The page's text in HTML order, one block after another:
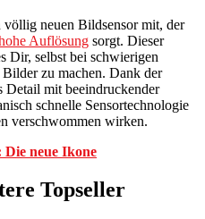
neuen Bildsensor mit, der
Auflösung sorgt. Dieser
Dir, selbst bei schwierigen
zu machen. Dank der
Detail mit beeindruckender
schnelle Sensortechnologie
verschwommen wirken.
Die neue Ikone
Topseller